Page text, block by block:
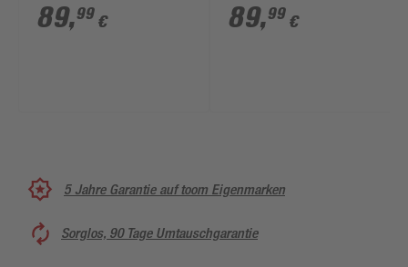
800-900 W
89,99 €
1500 W
89,99 €
5 Jahre Garantie auf toom Eigenmarken
Sorglos, 90 Tage Umtauschgarantie